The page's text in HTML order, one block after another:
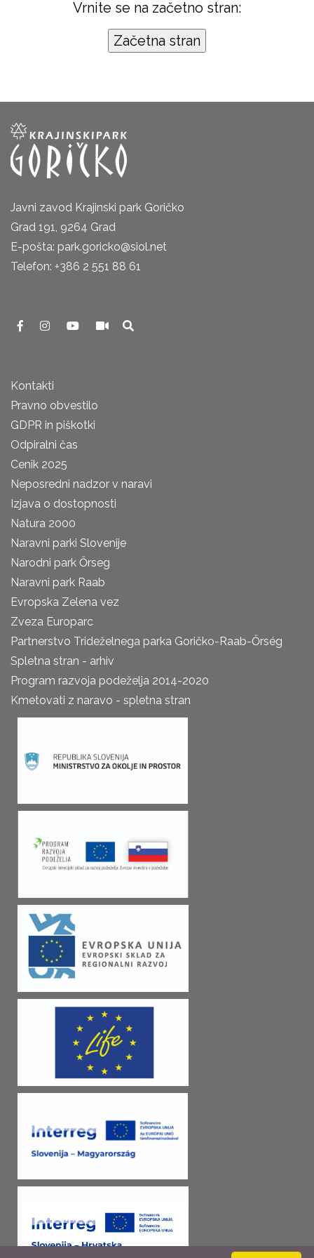
Vrnite se na začetno stran:
Javni zavod Krajinski park Goričko
Grad 191, 9264 Grad
E-pošta: park.goricko@siol.net
Telefon: +386 2 551 88 61
Kontakti
Pravno obvestilo
GDPR in piškotki
Odpiralni čas
Cenik 2025
Neposredni nadzor v naravi
Izjava o dostopnosti
Natura 2000
Naravni parki Slovenije
Narodni park Őrseg
Naravni park Raab
Evropska Zelena vez
Zveza Europarc
Partnerstvo Trideželnega parka Goričko-Raab-Őrség
Spletna stran - arhiv
Program razvoja podeželja 2014-2020
Kmetovati z naravo - spletna stran